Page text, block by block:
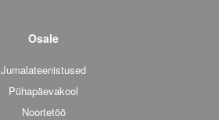
Osale
Jumalateenistused
Pühapäevakool
Noortetöö